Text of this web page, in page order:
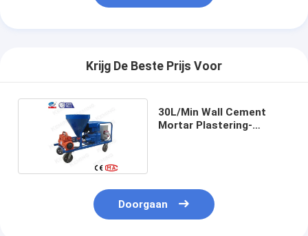
Krijg De Beste Prijs Voor
30L/Min Wall Cement
Mortar Plastering-
Doorgaan